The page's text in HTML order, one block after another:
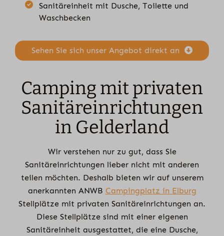
Sanitäreinheit mit Dusche, Toilette und
Waschbecken
Sehen Sie sich unser Angebot direkt an
Camping mit privaten
Sanitäreinrichtungen
in Gelderland
Wir verstehen nur zu gut, dass Sie
Sanitäreinrichtungen lieber nicht mit anderen
teilen möchten. Deshalb bieten wir auf unserem
anerkannten ANWB Campingplatz in Elburg
Stellplätze mit privaten Sanitäreinrichtungen an.
Diese Stellplätze sind mit einer eigenen
Sanitäreinheit ausgestattet, die eine Dusche,